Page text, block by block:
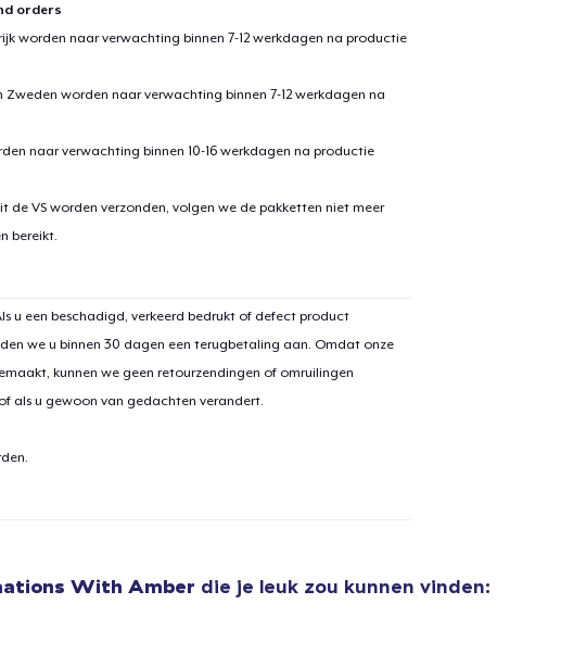
orders
worden naar verwachting binnen 7-12 werkdagen na productie
Zweden worden naar verwachting binnen 7-12 werkdagen na
naar verwachting binnen 10-16 werkdagen na productie
VS worden verzonden, volgen we de pakketten niet meer
bereikt.
u een beschadigd, verkeerd bedrukt of defect product
we u binnen 30 dagen een terugbetaling aan. Omdat onze
kunnen we geen retourzendingen of omruilingen
als u gewoon van gedachten verandert.
With Amber die je leuk zou kunnen vinden: